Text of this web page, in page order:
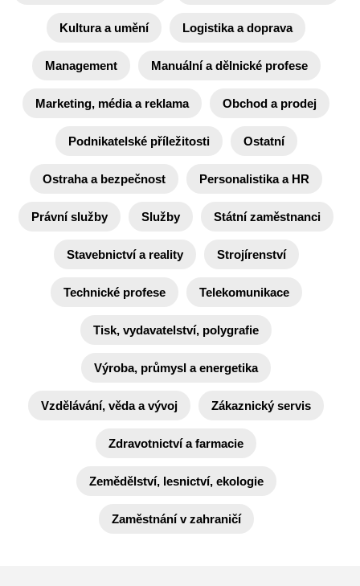
Kultura a umění Logistika a doprava
Management Manuální a dělnické profese
Marketing, média a reklama Obchod a prodej
Podnikatelské příležitosti Ostatní
Ostraha a bezpečnost Personalistika a HR
Právní služby Služby Státní zaměstnanci
Stavebnictví a reality Strojírenství
Technické profese Telekomunikace
Tisk, vydavatelství, polygrafie
Výroba, průmysl a energetika
Vzdělávání, věda a vývoj Zákaznický servis
Zdravotnictví a farmacie
Zemědělství, lesnictví, ekologie
Zaměstnání v zahraničí